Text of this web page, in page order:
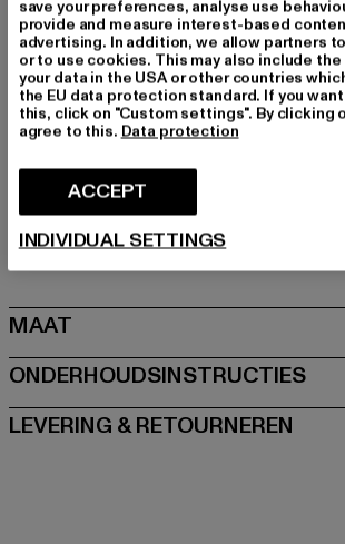
Merk: Urban Classics
Kategori: T-shirts
Kleur: schwarz
Kleur fabrikant: black
Materiële samenstelling: 100% Katoen
Art.Nr: TB8012-00007
Fabrikant: TB International GmbH |
Dr.-Robert-Murjahn-Straße 7 | 64372
DE
MAAT
ONDERHOUDSINSTRUCTIES
LEVERING & RETOURNEREN
save your preferences, analyse use
provide and measure interest-based
advertising. In addition, we allow partners
or to use cookies. This may also include
your data in the USA or other countries
the EU data protection standard. If you
this, click on "Custom settings". By clicking
agree to this. Data protection
ACCEPT
INDIVIDUAL SETTINGS